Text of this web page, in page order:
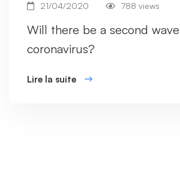
21/04/2020 788 views
Will there be a second
coronavirus?
Lire la suite